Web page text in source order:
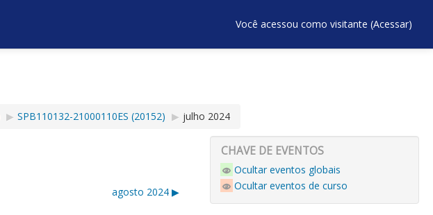
Você acessou como visitante (Acessar)
▶︎ SPB110132-21000110ES (20152) ▶︎ julho 2024
agosto 2024 ▶︎
CHAVE DE EVENTOS
Ocultar eventos globais
Ocultar eventos de curso